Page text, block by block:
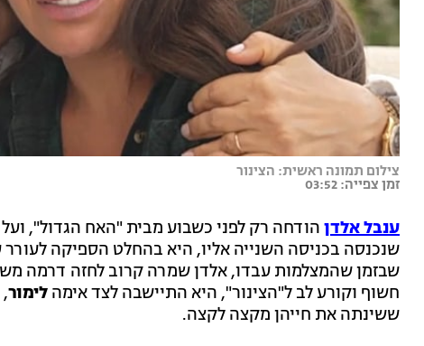
צילום תמונה ראשית: הצינור
זמן צפייה: 03:52
ענבל אלדן הודחה רק לפני כשבוע מבית "האח הגדול",
שנכנסה בכניסה השנייה אליו, היא בהחלט הספיקה
שבזמן שהמצלמות עבדו, אלדן שמרה קרוב לחזה דרמה
חשוף וקורע לב ל"הצינור", היא התיישבה לצד אימה לימור
ששינתה את חייהן מקצה לקצה.